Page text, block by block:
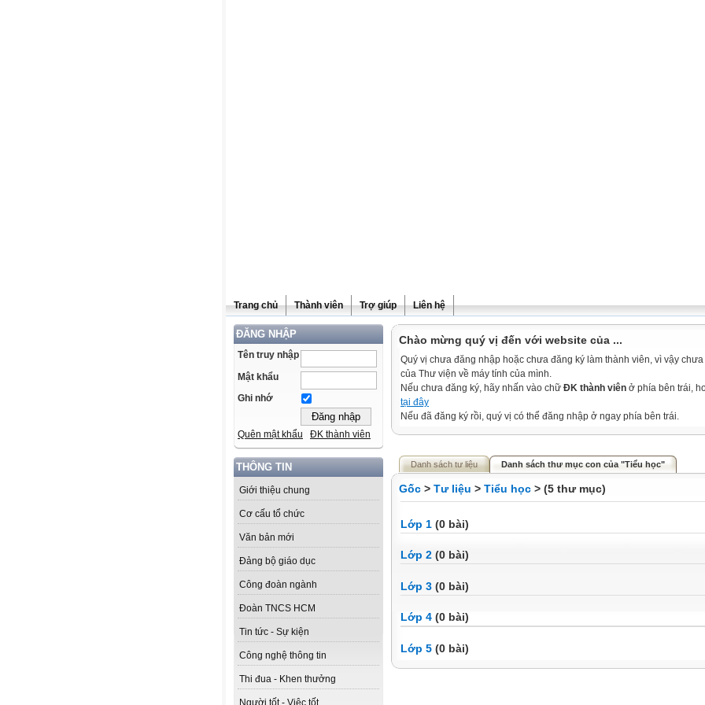
Trang chủ Thành viên Trợ giúp Liên hệ
ĐĂNG NHẬP
Tên truy nhập
Mật khẩu
Ghi nhớ
Quên mật khẩu ĐK thành viên
THÔNG TIN
Giới thiệu chung
Cơ cấu tổ chức
Văn bản mới
Đảng bộ giáo dục
Công đoàn ngành
Đoàn TNCS HCM
Tin tức - Sự kiện
Công nghệ thông tin
Thi đua - Khen thưởng
Người tốt - Việc tốt
Chào mừng quý vị đến với website của ...
Quý vị chưa đăng nhập hoặc chưa đăng ký làm thành viên, vì vậy
của Thư viện về máy tính của mình.
Nếu chưa đăng ký, hãy nhấn vào chữ ĐK thành viên ở phía bên trái,
tại đây
Nếu đã đăng ký rồi, quý vị có thể đăng nhập ở ngay phía bên trái.
Danh sách tư liệu Danh sách thư mục con của "Tiểu học"
Gốc > Tư liệu > Tiểu học > (5 thư mục)
Lớp 1 (0 bài)
Lớp 2 (0 bài)
Lớp 3 (0 bài)
Lớp 4 (0 bài)
Lớp 5 (0 bài)